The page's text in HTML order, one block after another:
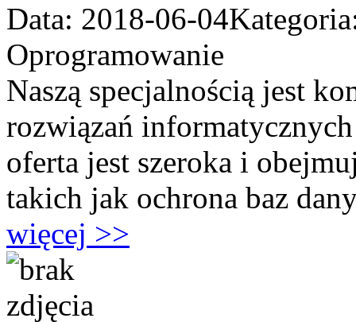
Data: 2018-06-04
Oprogramowanie
Naszą specjalnością jest
rozwiązań
oferta jest szeroka i
takich jak ochrona baz
więcej >>